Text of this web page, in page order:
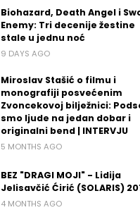
Biohazard, Death Angel i
Enemy: Tri decenije žestine
stale u jednu noć
9 DAYS AGO
Miroslav Stašić o filmu i
monografiji posvećenim
Zvoncekovoj bilježnici:
smo ljude na jedan dobar i
originalni bend | INTERVJU
5 MONTHS AGO
BEZ "DRAGI MOJI" - Lidija
Jelisavčić Ćirić (SOLARIS)
4 MONTHS AGO